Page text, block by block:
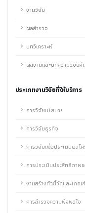
งานวิจัย
ผลสำรวจ
บทวิเคราะห์
ผลงานและบทความวิจัยคั
ประเภทงานวิจัยที่ให้บริการ
การวิจัยนโยบาย
การวิจัยธุรกิจ
การวิจัยเพื่อประเมินผลโ
การประเมินประสิทธิภาพ
งานสร้างตัวชี้วัดและเกณ
การสำรวจความพึงพอใจ